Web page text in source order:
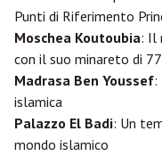
Punti di Riferimento
Moschea Koutoubia: Il
con il suo minareto di
Madrasa Ben Youssef:
islamica
Palazzo El Badi: Un
mondo islamico